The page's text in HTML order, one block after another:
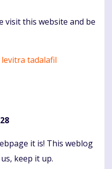
visit this website and be
levitra tadalafil
it is! This weblog
keep it up.